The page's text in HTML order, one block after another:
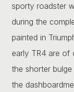
sporty roadster
during the
painted in
early TR4 are of
the shorter
the